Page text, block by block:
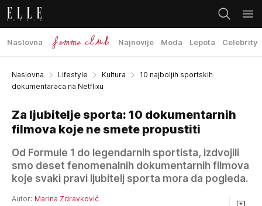
Naslovna Najnovije Moda Lepota Celebrity
Naslovna Lifestyle Kultura
10 najboljih sportskih
dokumentaraca na Netflixu
Za ljubitelje sporta: 10 dokumentarnih
filmova koje ne smete propustiti
Od Formule 1 do legendarnih sportista, izdvojili
smo deset fenomenalnih dokumentarnih filmova
koje svaki pravi ljubitelj sporta mora da pogleda.
Autor: Marina Zdravković